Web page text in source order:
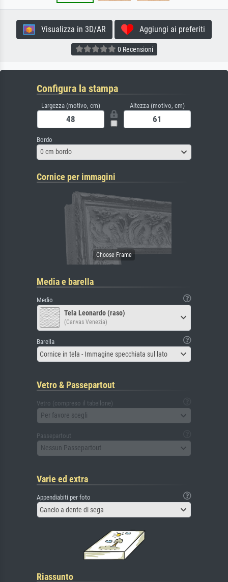
Visualizza in 3D/AR Aggiungi ai preferiti
0 Recensioni
Configura la stampa
Largezza (motivo, cm) Altezza (motivo, cm)
Bordo
0 cm bordo
Cornice per immagini
Media e barella
Medio
Tela Leonardo (raso)
(Canvas Venezia)
Barella
Cornice in tela - Immagine specchiata sul lato
Vetro & Passepartout
Vetro (compreso il tabellone)
Per favore scegli
Passepartout
Nessun Passepartout
Varie ed extra
Appendiabiti per foto
Gancio a dente di sega
Riassunto